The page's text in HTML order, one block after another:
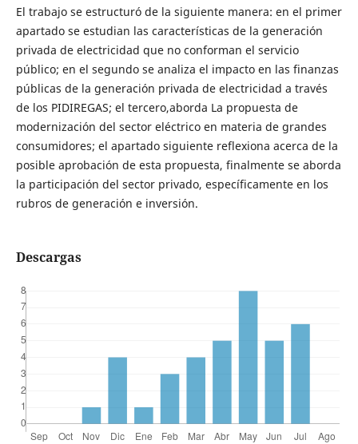
El trabajo se estructuró de la siguiente manera: en el primer
apartado se estudian las características de la generación
privada de electricidad que no conforman el servicio
público; en el segundo se analiza el impacto en las finanzas
públicas de la generación privada de electricidad a través
de los PIDIREGAS; el tercero,aborda La propuesta de
modernización del sector eléctrico en materia de grandes
consumidores; el apartado siguiente reflexiona acerca de la
posible aprobación de esta propuesta, finalmente se aborda
la participación del sector privado, específicamente en los
rubros de generación e inversión.
Descargas